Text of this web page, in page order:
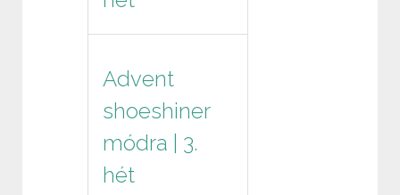
Advent
shoeshiner
módra | 3.
hét